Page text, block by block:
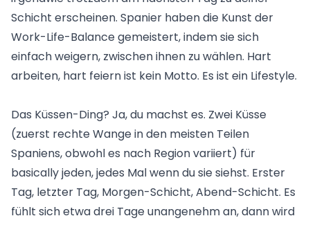
Schicht erscheinen. Spanier haben die Kunst der
Work-Life-Balance gemeistert, indem sie sich
einfach weigern, zwischen ihnen zu wählen. Hart
arbeiten, hart feiern ist kein Motto. Es ist ein Lifestyle.
Das Küssen-Ding? Ja, du machst es. Zwei Küsse
(zuerst rechte Wange in den meisten Teilen
Spaniens, obwohl es nach Region variiert) für
basically jeden, jedes Mal wenn du sie siehst. Erster
Tag, letzter Tag, Morgen-Schicht, Abend-Schicht. Es
fühlt sich etwa drei Tage unangenehm an, dann wird